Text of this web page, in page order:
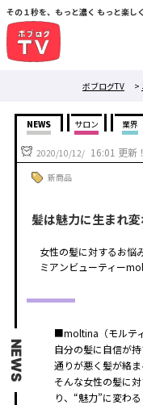
その１秒を、もっと濃く もっと楽しく
ボブログTV
>
NEWS
2020/10/12/ 16:01 更新！
NEWS サロン 業界
新商品
髪は魅力に生まれ変
女性の髪に対するお悩
ミアンビューティー
■moltina（モルテ
自分の髪に自信が
通りが悪く髪が絡
そんな女性の髪に
り、“魅力”に変わ